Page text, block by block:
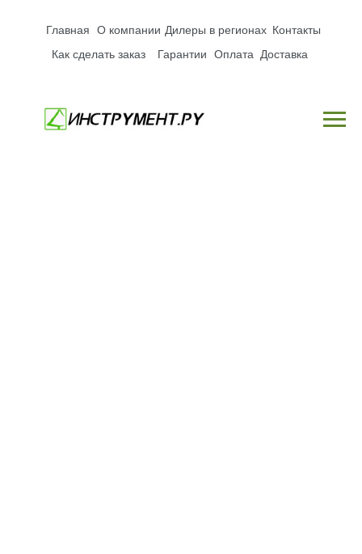
Главная
О компании
Оплата
Гарантии
Контакты
Как сделать заказ
Доставка
Дилеры в регионах